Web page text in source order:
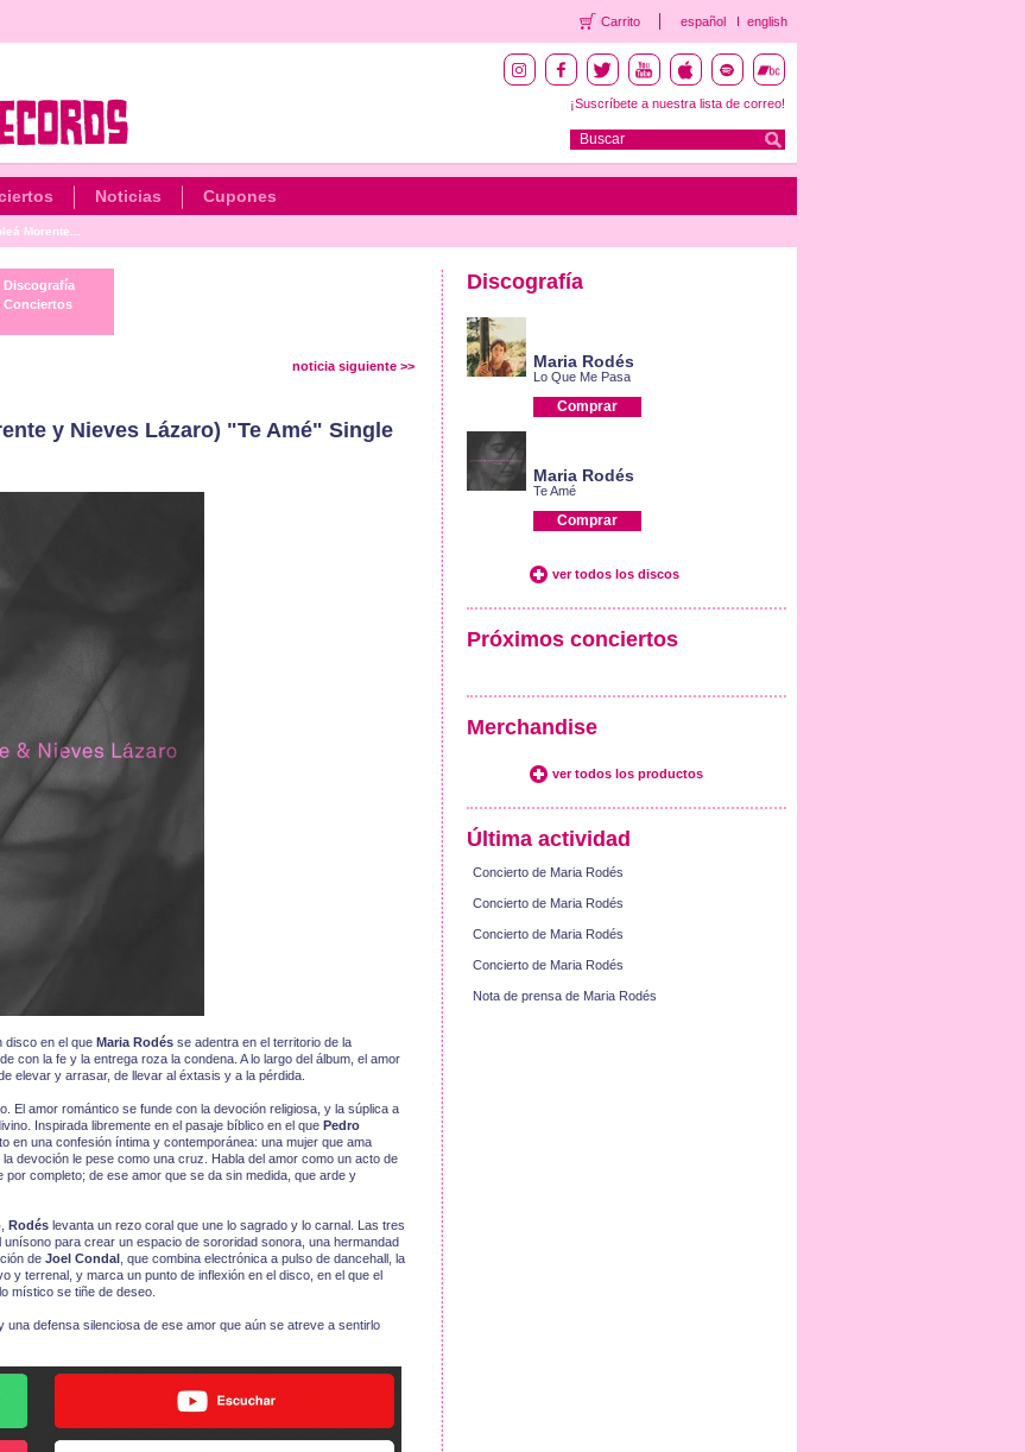
Carrito español english
¡Suscríbete a nuestra lista de correo!
Noticias Cupones
Morente...
Discografía
Conciertos
noticia siguiente >>
y Nieves Lázaro) "Te Amé" Single
disco en el que Maria Rodésse adentra en el territorio de la
con la fe y la entrega roza la condena. A lo largo del álbum, el amor
elevar y arrasar, de llevar al éxtasis y a la pérdida.
El amor romántico se funde con la devoción religiosa, y la súplica a
Inspirada libremente en el pasaje bíblico en el que Pedro
en una confesión íntima y contemporánea: una mujer que ama
devoción le pese como una cruz. Habla del amor como un acto de
completo; de ese amor que se da sin medida, que arde y
, Rodéslevanta un rezo coral que une lo sagrado y lo carnal. Las tres
para crear un espacio de sororidad sonora, una hermandad
de Joel Condal, que combina electrónica a pulso de dancehall, la
y terrenal, y marca un punto de inflexión en el disco, en el que el
místico se tiñe de deseo.
una defensa silenciosa de ese amor que aún se atreve a sentirlo
Discografía
Maria Rodés
Lo Que Me Pasa
Comprar
Maria Rodés
Te Amé
Comprar
ver todos los discos
Próximos conciertos
Merchandise
ver todos los productos
Última actividad
Concierto de Maria Rodés
Concierto de Maria Rodés
Concierto de Maria Rodés
Concierto de Maria Rodés
Nota de prensa de Maria Rodés